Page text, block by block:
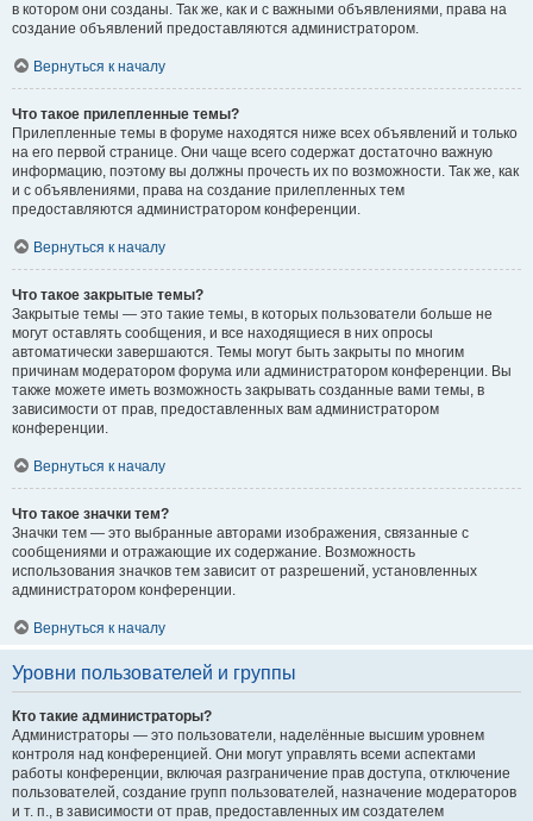
в котором они созданы. Так же, как и с важными объявлениями, права на
создание объявлений предоставляются администратором.
Вернуться к началу
Что такое прилепленные темы?
Прилепленные темы в форуме находятся ниже всех объявлений и только
на его первой странице. Они чаще всего содержат достаточно важную
информацию, поэтому вы должны прочесть их по возможности. Так же, как
и с объявлениями, права на создание прилепленных тем
предоставляются администратором конференции.
Вернуться к началу
Что такое закрытые темы?
Закрытые темы — это такие темы, в которых пользователи больше не
могут оставлять сообщения, и все находящиеся в них опросы
автоматически завершаются. Темы могут быть закрыты по многим
причинам модератором форума или администратором конференции. Вы
также можете иметь возможность закрывать созданные вами темы, в
зависимости от прав, предоставленных вам администратором
конференции.
Вернуться к началу
Что такое значки тем?
Значки тем — это выбранные авторами изображения, связанные с
сообщениями и отражающие их содержание. Возможность
использования значков тем зависит от разрешений, установленных
администратором конференции.
Вернуться к началу
Уровни пользователей и группы
Кто такие администраторы?
Администраторы — это пользователи, наделённые высшим уровнем
контроля над конференцией. Они могут управлять всеми аспектами
работы конференции, включая разграничение прав доступа, отключение
пользователей, создание групп пользователей, назначение модераторов
и т. п., в зависимости от прав, предоставленных им создателем